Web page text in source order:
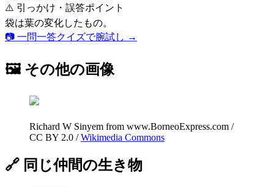
⚠️ 引っかけ・誤答ポイント
袋は葉の変化したもの。
📷 一問一答クイズで腕試し →
🖼 その他の画像
Richard W Sinyem from www.BorneoExpress.com /
CC BY 2.0 / Wikimedia Commons
🔗 同じ仲間の生き物